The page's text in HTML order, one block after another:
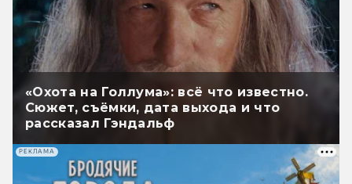
«Охота на Голлума»: всё что известно.
Сюжет, съёмки, дата выхода и что
рассказал Гэндальф
РЕКЛАМА